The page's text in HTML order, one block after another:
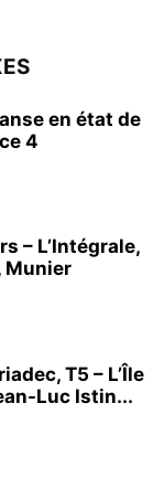
en état de
4
– L’Intégrale,
Munier
T5 – L’Île
Luc Istin...